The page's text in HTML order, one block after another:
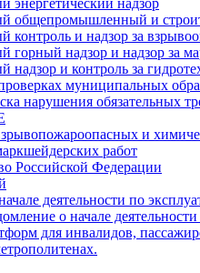
энергетический надзор
общепромышленный и
контроль и надзор за
горный надзор и надзор за
надзор и контроль за
муниципальных
нарушения обязательных
и
работ
Российской Федерации
деятельности по
о начале
для инвалидов,